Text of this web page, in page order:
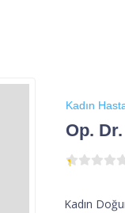
Kadın
Op.
Kadın